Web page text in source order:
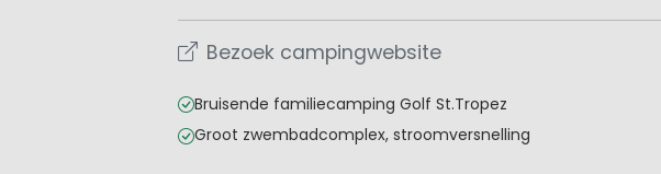
Bezoek campingwebsite
Bruisende familiecamping Golf St.Tropez
Groot zwembadcomplex, stroomversnelling